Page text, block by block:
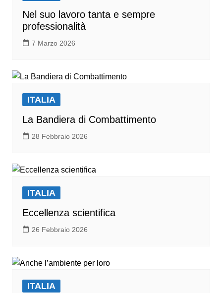
Nel suo lavoro tanta e sempre
professionalità
7 Marzo 2026
ITALIA
La Bandiera di Combattimento
28 Febbraio 2026
ITALIA
Eccellenza scientifica
26 Febbraio 2026
ITALIA